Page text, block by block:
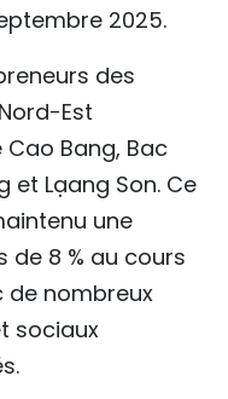
2025.
des
Est
Bang, Bac
et Lạang Son. Ce
une
de 8 % au cours
de nombreux
sociaux